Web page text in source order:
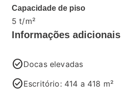
Capacidade de piso
5 t/m²
Informações adicionais
check_circleDocas elevadas
check_circleEscritório: 414 a 418 m²